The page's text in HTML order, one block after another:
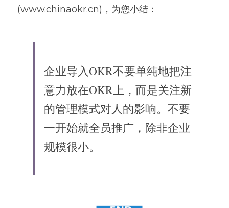
(www.chinaokr.cn)，为您小结：
企业导入OKR不要单纯地把注
意力放在OKR上，而是关注新
的管理模式对人的影响。不要
一开始就全员推广，除非企业
规模很小。